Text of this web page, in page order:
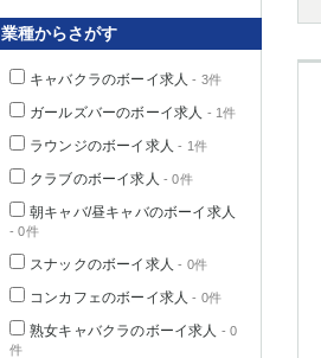
業種からさがす
キャバクラのボーイ求人 - 3件
ガールズバーのボーイ求人 - 1件
ラウンジのボーイ求人 - 1件
クラブのボーイ求人 - 0件
朝キャバ/昼キャバのボーイ求人
- 0件
スナックのボーイ求人 - 0件
コンカフェのボーイ求人 - 0件
熟女キャバクラのボーイ求人 - 0
件
千葉県
茨城県